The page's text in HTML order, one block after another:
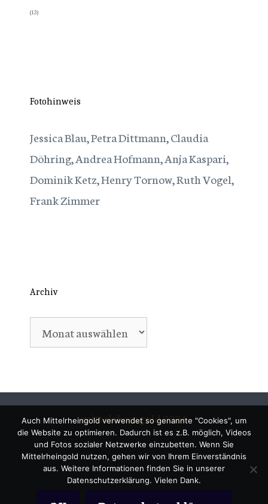
(13)
Fotohinweis
Jessica Blau, Petra Dittmann, Claudia
Döhring, Andrea Hofmann, Anja Kaspari,
Dominik Ketz, Henry Tornow, Ruth Vogel,
Frank Zimmer
Archiv
Archiv
mittelrheingold 2024
Auch Mittelrheingold verwendet so genannte "Cookies", um
die Website zu optimieren. Dadurch ist es z.B. möglich, Videos
und Fotos sozialer Netzwerke einzubetten. Wenn Sie
Mittelrheingold nutzen, gehen wir von Ihrem Einverständnis
aus. Weitere Informationen finden Sie in unserer
Datenschutzerklärung. Vielen Dank.